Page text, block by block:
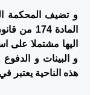
و تضيف المحكمة
المادة
اليها مشتملا
و البينات و
هذه الناحية يعتبر